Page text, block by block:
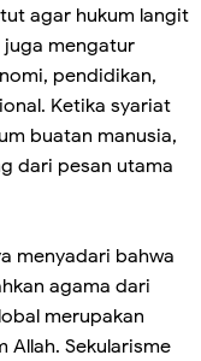
agar hukum langit
mengatur
pendidikan,
Ketika syariat
buatan manusia,
dari pesan utama
menyadari bahwa
agama dari
merupakan
Allah. Sekularisme